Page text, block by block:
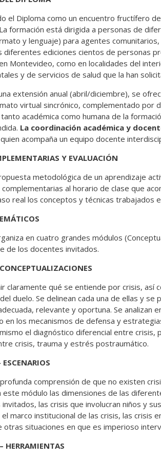
el Diploma como un encuentro fructífero
formación está dirigida a personas de
y lenguaje) para agentes
diferentes ediciones cientos de personas
Montevideo, como en localidades del
y de servicios de salud que la han
extensión anual (abril/diciembre), se
virtual sincrónico, complementado por
tanto académica como humana de la
La coordinación académica y
acompaña un equipo docente
Y EVALUACIÓN
metodológica de un aprendizaje
al horario de clase que
real los conceptos y técnicas trabajados
en cuatro grandes módulos
de los docentes invitados.
claramente qué se entiende por crisis, así
duelo. Se delinean cada una de ellas y
relevante y oportuna. Se
en los mecanismos de defensa y
el diagnóstico diferencial entre crisis,
crisis, trauma y estrés postraumático.
comprensión de que no existen
este módulo las dimensiones de las
las crisis que involucran niños y
el marco institucional de las crisis, las crisis
otras situaciones en que es imperioso
HERRAMIENTAS